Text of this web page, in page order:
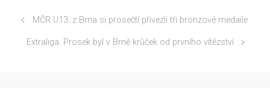
MČR U13: z Brna si prosečtí přivezli tři bronzové medaile
Extraliga: Prosek byl v Brně krůček od prvního vítězství